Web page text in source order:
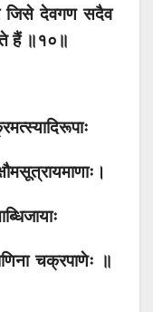
जिसे देवगण सदैव
हैं ॥१०॥
चक्रपाणेः ॥